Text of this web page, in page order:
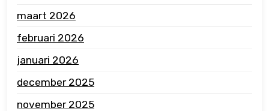
maart 2026
februari 2026
januari 2026
december 2025
november 2025